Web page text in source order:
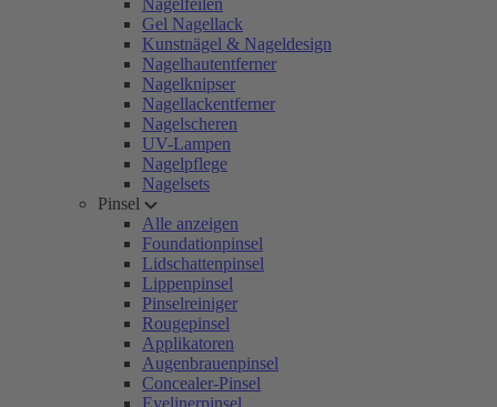
Nagelfeilen
Gel Nagellack
Kunstnägel & Nageldesign
Nagelhautentferner
Nagelknipser
Nagellackentferner
Nagelscheren
UV-Lampen
Nagelpflege
Nagelsets
Pinsel
Alle anzeigen
Foundationpinsel
Lidschattenpinsel
Lippenpinsel
Pinselreiniger
Rougepinsel
Applikatoren
Augenbrauenpinsel
Concealer-Pinsel
Eyelinerpinsel